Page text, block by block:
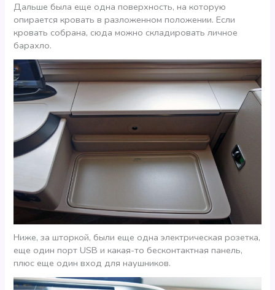
Дальше была еще одна поверхность, на которую
опирается кровать в разложенном положении. Если
кровать собрана, сюда можно складировать личное
барахло.
Ниже, за шторкой, были еще одна электрическая розетка,
еще один порт USB и какая-то бесконтактная панель,
плюс еще один вход для наушников.